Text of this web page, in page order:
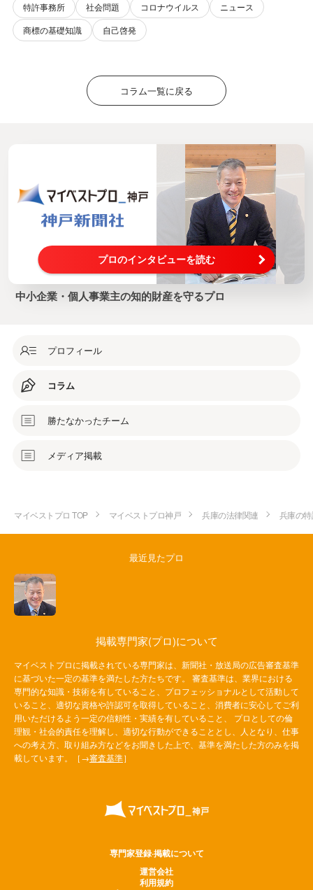
特許事務所
社会問題 コロナウイルス
ニュース
商標の基礎知識
自己啓発
コラム一覧に戻る
プロのインタビューを読む
中小企業・個人事業主の知的財産を守るプロ
プロフィール
コラム
勝たなかったチーム
メディア掲載
マイベストプロ TOP マイベストプロ神戸 兵庫の法律関連 兵庫の
最近見たプロ
掲載専門家(プロ)について
マイベストプロに掲載されている専門家は、新聞社・放送局の広告審査基準
に基づいた一定の基準を満たした方たちです。 審査基準は、業界における
専門的な知識・技術を有していること、プロフェッショナルとして活動して
いること、適切な資格や許認可を取得していること、消費者に安心してご利
用いただけるよう一定の信頼性・実績を有していること、 プロとしての倫
理観・社会的責任を理解し、適切な行動ができることとし、人となり、仕事
への考え方、取り組み方などをお聞きした上で、基準を満たした方のみを掲
載しています。［→審査基準］
専門家登録·掲載について
運営会社
利用規約